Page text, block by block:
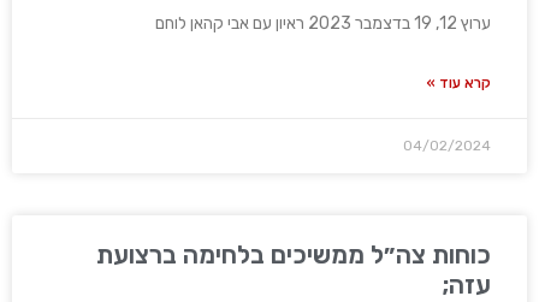
ערוץ 12, 19 בדצמבר 2023 ראיון עם אבי קהאן לוחם
קרא עוד »
04/02/2024
כוחות צה״ל ממשיכים בלחימה ברצועת
עזה;